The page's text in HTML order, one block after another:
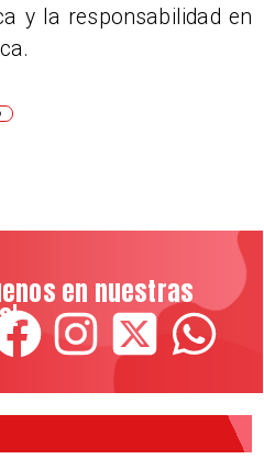
y la responsabilidad en
en nuestras